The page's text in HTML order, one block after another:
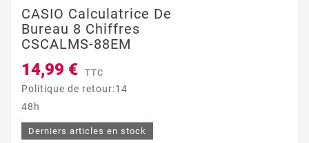
CASIO Calculatrice De
Bureau 8 Chiffres
CSCALMS-88EM
14,99 € TTC
Politique de retour:14
48h
Derniers articles en stock